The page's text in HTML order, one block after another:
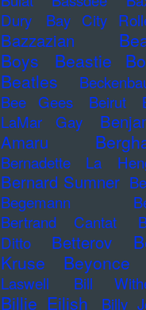
Dury
Bay City
Bazzazian
Boys
Beastie
Beatles
Bee Gees
Beirut
LaMar Gay
Amaru
Bernadette La
Bernard Sumner
Begemann
Bertrand Cantat
Ditto
Betterov
Kruse
Beyonce
Laswell
Bill
Billie Eilish
Billy